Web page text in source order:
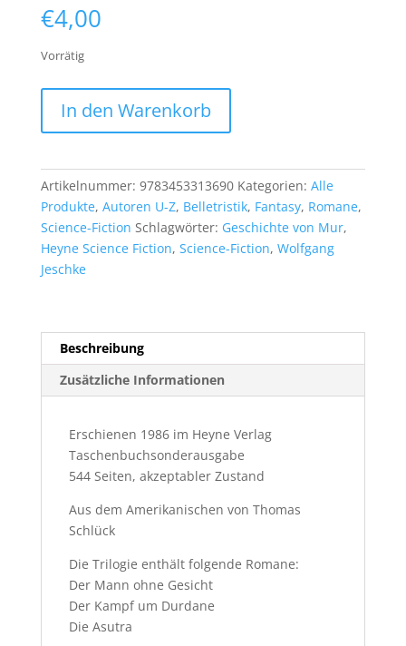
€4,00
Vorrätig
Vance:
Die
Trilogie
Menge
In den Warenkorb
Artikelnummer: 9783453313690 Kategorien: Alle
Produkte, Autoren U-Z, Belletristik, Fantasy, Romane,
Science-Fiction Schlagwörter: Geschichte von Mur,
Heyne Science Fiction, Science-Fiction, Wolfgang
Jeschke
Beschreibung
Zusätzliche Informationen
Erschienen 1986 im Heyne Verlag
Taschenbuchsonderausgabe
544 Seiten, akzeptabler Zustand
Aus dem Amerikanischen von Thomas
Schlück
Die Trilogie enthält folgende Romane:
Der Mann ohne Gesicht
Der Kampf um Durdane
Die Asutra